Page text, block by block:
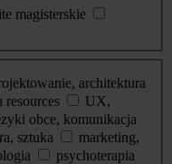
magisterskie
architektura
resources
UX,
obce, komunikacja
sztuka
marketing,
psychoterapia